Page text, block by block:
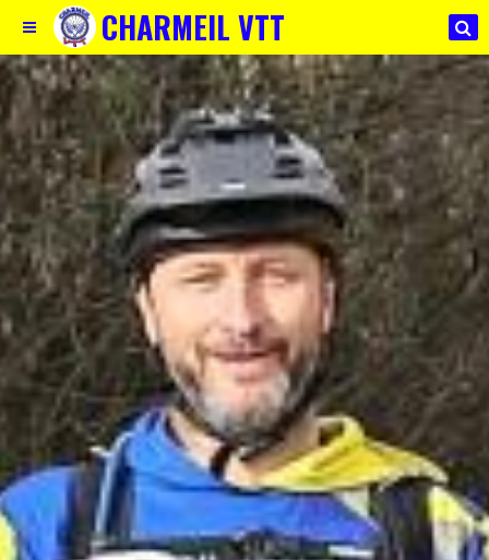
CHARMEIL VTT